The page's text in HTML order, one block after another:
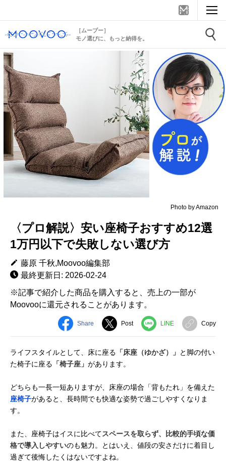
［ムーブー］
モノ選びに、もっと納得を。
Photo by Amazon
〈プロ解説〉安い座椅子おすすめ12選
1万円以下で失敗しない選び方
藤原 千秋,Moovoo編集部
最終更新日: 2026-02-24
※記事で紹介した商品を購入すると、売上の一部が
Moovooに還元されることがあります。
Share Post LINE Copy
ライフスタイルとして、床に座る 「床座（ゆかざ）」 と脚の付い
た椅子に座る 「椅子座」 があります。
どちらも一長一短ありますが、床座の場合「背もたれ」を備えた
座椅子があると、長時間でも快適な姿勢で過ごしやすくなりま
す。
また、座椅子はイスに比べてスペースを取らず、比較的手頃な価
格で導入しやすいのも魅力。とはいえ、値段の安さだけに着目し
過ぎて後悔したくはないですよね。